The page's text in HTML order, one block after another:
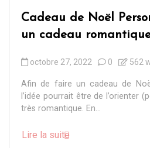
Cadeau de Noël
un cadeau
octobre 27, 2022 0 562
Afin de faire un cadeau de
l’idée pourrait être de l’orienter
très romantique. En...
Lire la suite